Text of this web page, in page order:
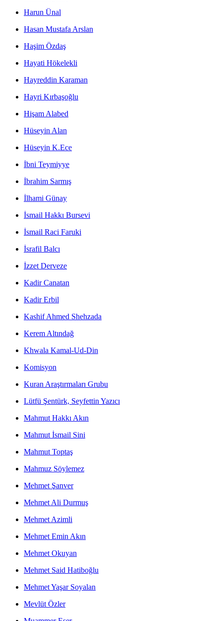
Harun Ünal
Hasan Mustafa Arslan
Haşim Özdaş
Hayati Hökelekli
Hayreddin Karaman
Hayri Kırbaşoğlu
Hişam Alabed
Hüseyin Alan
Hüseyin K.Ece
İbni Teymiyye
İbrahim Sarmış
İlhami Günay
İsmail Hakkı Bursevi
İsmail Raci Faruki
İsrafil Balcı
İzzet Derveze
Kadir Canatan
Kadir Erbil
Kashif Ahmed Shehzada
Kerem Altındağ
Khwala Kamal-Ud-Din
Komisyon
Kuran Araştırmaları Grubu
Lütfü Şentürk, Seyfettin Yazıcı
Mahmut Hakkı Akın
Mahmut İsmail Sini
Mahmut Toptaş
Mahmuz Söylemez
Mehmet Şanver
Mehmet Ali Durmuş
Mehmet Azimli
Mehmet Emin Akın
Mehmet Okuyan
Mehmet Said Hatiboğlu
Mehmet Yaşar Soyalan
Mevlüt Özler